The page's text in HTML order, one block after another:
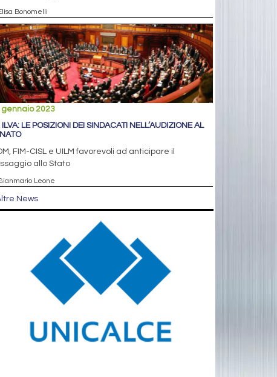
Bonomelli
gennaio 2023
ILVA: LE POSIZIONI DEI SINDACATI NELL’AUDIZIONE AL
FIM-CISL e UILM favorevoli ad anticipare il
allo Stato
Leone
News